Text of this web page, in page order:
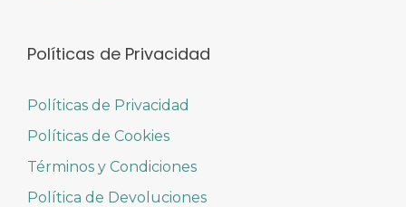
Políticas de Privacidad
Políticas de Privacidad
Políticas de Cookies
Términos y Condiciones
Política de Devoluciones